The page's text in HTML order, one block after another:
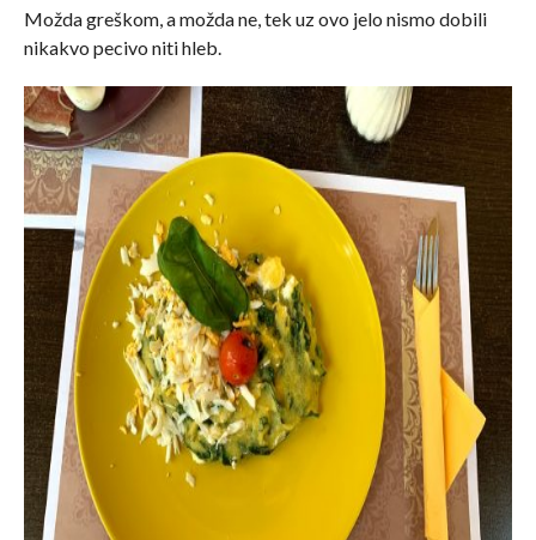
Možda greškom, a možda ne, tek uz ovo jelo nismo dobili
nikakvo pecivo niti hleb.